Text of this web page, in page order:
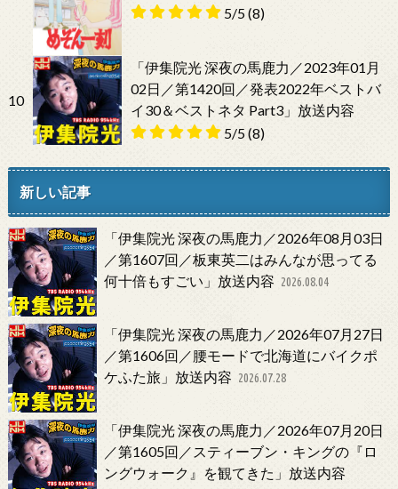
5/5(8)
10
「伊集院光 深夜の馬鹿力／2023年01月
02日／第1420回／発表2022年ベストバ
イ30＆ベストネタ Part3」放送内容
5/5(8)
新しい記事
「伊集院光 深夜の馬鹿力／2026年08月03日
／第1607回／板東英二はみんなが思ってる
何十倍もすごい」放送内容 2026.08.04
「伊集院光 深夜の馬鹿力／2026年07月27日
／第1606回／腰モードで北海道にバイクポ
ケふた旅」放送内容 2026.07.28
「伊集院光 深夜の馬鹿力／2026年07月20日
／第1605回／スティーブン・キングの『ロ
ングウォーク』を観てきた」放送内容